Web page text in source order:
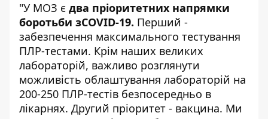
"У МОЗ є два пріоритетних напрямки
боротьби зCOVID-19. Перший -
забезпечення максимального тестування
ПЛР-тестами. Крім наших великих
лабораторій, важливо розглянути
можливість облаштування лабораторій на
200-250 ПЛР-тестів безпосередньо в
лікарнях. Другий пріоритет - вакцина. Ми